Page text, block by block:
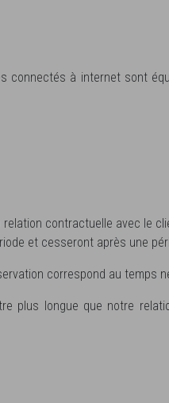
à internet sont
contractuelle avec le
et cesseront après une
correspond au
plus longue que notre